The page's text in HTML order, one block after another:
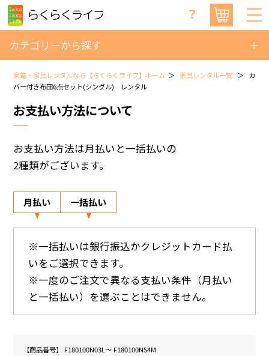
？
カテゴリーから探す
家電・家具レンタルなら【らくらくライフ】ホーム 家具レンタル一覧
カ
バー付き布団6点セット(シングル) レンタル
お支払い方法について
お支払い方法は月払いと一括払いの
2種類がございます。
月払い 一括払い
※一括払いは銀行振込かクレジットカード払
いをご選択できます。
※一度のご注文で異なる支払い条件（月払い
と一括払い）を選ぶことはできません。
【商品番号】 F180100N03L～ F180100NS4M